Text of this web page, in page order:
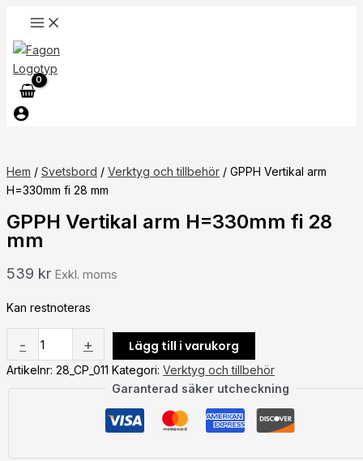
innehåll
Hem / Svetsbord / Verktyg och tillbehör / GPPH Vertikal arm
H=330mm fi 28 mm
GPPH Vertikal arm H=330mm fi 28
mm
539 kr Exkl. moms
Kan restnoteras
-
Vertikal
arm
H=330mm
mm
+ Lägg till i varukorg
Artikelnr: 28_CP_011 Kategori: Verktyg och tillbehör
Garanterad säker utcheckning